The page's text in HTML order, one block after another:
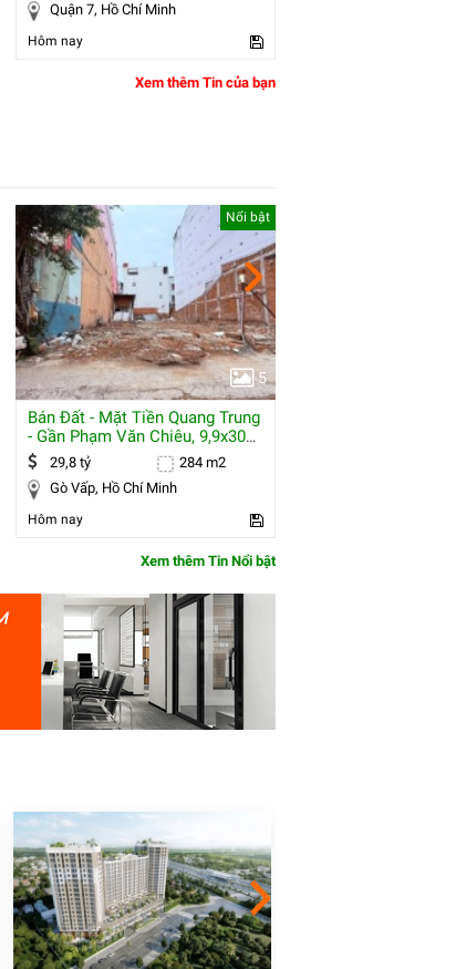
Quận 7, Hồ Chí Minh
Hôm nay
Xem thêm Tin của bạn
5
Nổi bật
Bán Đất - Mặt Tiền Quang Trung
- Gần Phạm Văn Chiêu, 9,9x30m,
Gpxd29,8 tỷ
284 m2
Gò Vấp, Hồ Chí Minh
Hôm nay
Xem thêm Tin Nổi bật